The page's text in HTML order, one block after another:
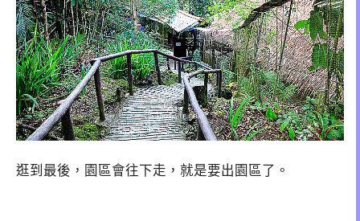
逛到最後，園區會往下走，就是要出園區了。